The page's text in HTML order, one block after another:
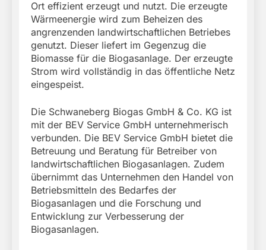
Ort effizient erzeugt und nutzt. Die erzeugte
Wärmeenergie wird zum Beheizen des
angrenzenden landwirtschaftlichen Betriebes
genutzt. Dieser liefert im Gegenzug die
Biomasse für die Biogasanlage. Der erzeugte
Strom wird vollständig in das öffentliche Netz
eingespeist.
Die Schwaneberg Biogas GmbH & Co. KG ist
mit der BEV Service GmbH unternehmerisch
verbunden. Die BEV Service GmbH bietet die
Betreuung und Beratung für Betreiber von
landwirtschaftlichen Biogasanlagen. Zudem
übernimmt das Unternehmen den Handel von
Betriebsmitteln des Bedarfes der
Biogasanlagen und die Forschung und
Entwicklung zur Verbesserung der
Biogasanlagen.